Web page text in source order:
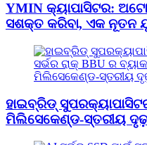
YMIN କ୍ୟାପାସିଟର:
ସଶକ୍ତ କରିବା, ଏକ ନୂତନ
ହାଇବ୍ରିଡ୍
ମିଲିସେକେଣ୍ଡ-ସ୍ତରୀୟ